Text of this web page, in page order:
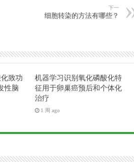
下一
细胞转染的方法有哪些？
致功
性脑
机器学习识别氧化磷酸化特
征用于卵巢癌预后和个体化
治疗
1 周 ago